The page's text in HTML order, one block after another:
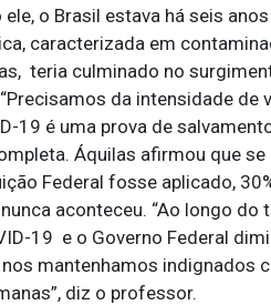
o Brasil estava há seis
caracterizada em
teria culminado no
da intensidade de
19 é uma prova de
Áquilas afirmou que
Federal fosse aplicado,
aconteceu. “Ao longo do
19 e o Governo Federal
mantenhamos indignados
diz o professor.